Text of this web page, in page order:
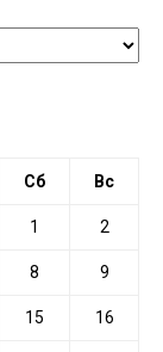
Сб Вс
1 2
8 9
15 16